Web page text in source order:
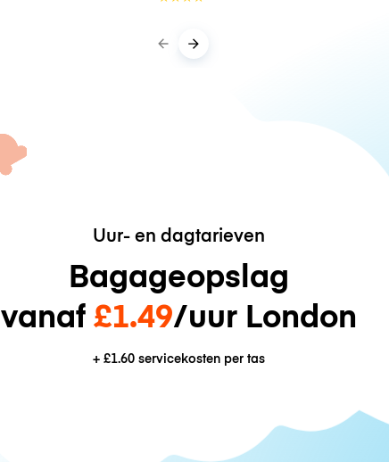
Uur- en dagtarieven
Bagageopslag
vanaf£1.49/uur London
+ £1.60servicekosten per tas